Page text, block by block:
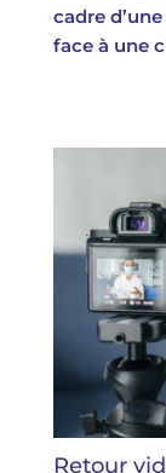
cadre
face à une
Retour